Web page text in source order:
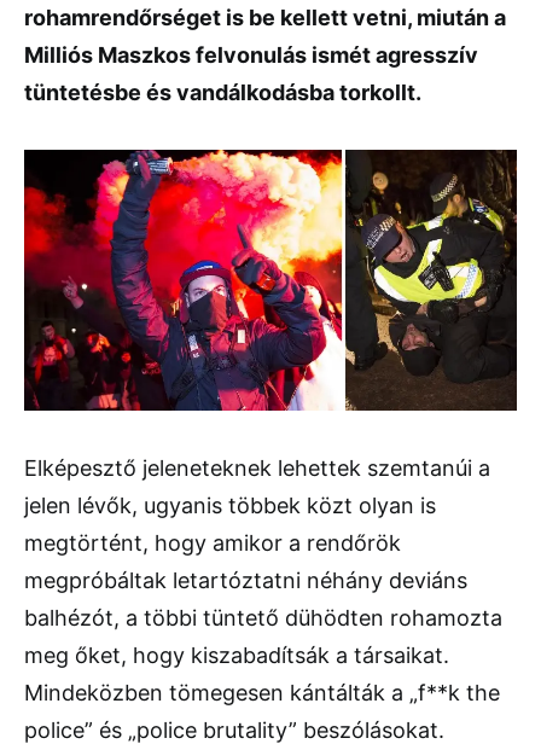
rohamrendőrséget is be kellett vetni, miután a
Milliós Maszkos felvonulás ismét agresszív
tüntetésbe és vandálkodásba torkollt.
Elképesztő jeleneteknek lehettek szemtanúi a
jelen lévők, ugyanis többek közt olyan is
megtörtént, hogy amikor a rendőrök
megpróbáltak letartóztatni néhány deviáns
balhézót, a többi tüntető dühödten rohamozta
meg őket, hogy kiszabadítsák a társaikat.
Mindeközben tömegesen kántálták a „f**k the
police” és „police brutality” beszólásokat.